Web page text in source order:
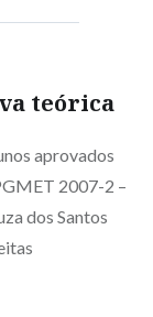
teórica
aprovados
2007-2 –
dos Santos